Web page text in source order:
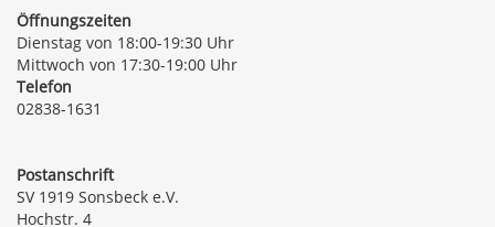
Öffnungszeiten
Dienstag von 18:00-19:30 Uhr
Mittwoch von 17:30-19:00 Uhr
Telefon
02838-1631
Postanschrift
SV 1919 Sonsbeck e.V.
Hochstr. 4